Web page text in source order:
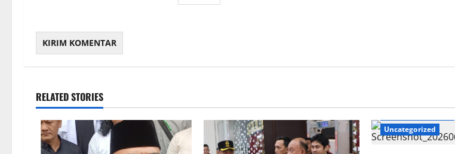
RELATED STORIES
Uncategorized